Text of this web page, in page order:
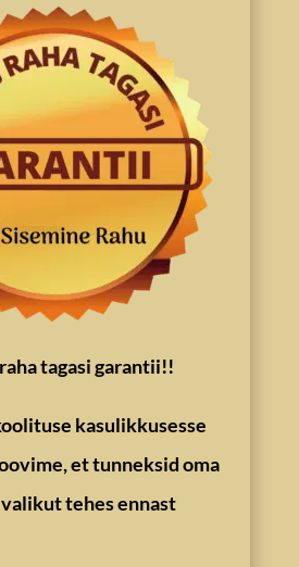
raha tagasi garantii!!
kasulikkusesse
et tunneksid oma
tehes ennast